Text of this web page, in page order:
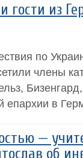
гости из
по
члены
епархии в
—
об